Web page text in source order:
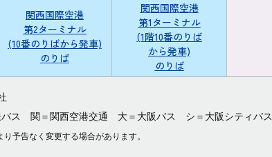
関西国際空港
第2ターミナル
(10番のりばから発車)
のりば
関西国際空港
第1ターミナル
(1階10番のりば
から発車)
のりば
バス 関＝関西空港交通 大＝大阪バス シ＝大阪シティバス
予告なく変更する場合があります。